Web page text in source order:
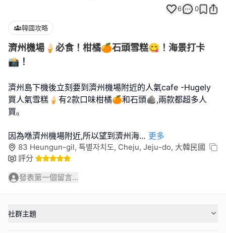
6 0
韓國攻略
濟州機場🍦必食！柑橘🍊石頭雪糕😋！海景打卡
📸！
濟州島下機後立刻要到濟州機場附近的人氣cafe -Hugely
買人氣雪糕🍦有2款口味柑橘🍊和石頭🪨,兩款都超多人
買｡
因為喺濟州機場附近,所以望到濟州海... 更多
83 Heungun-gil, 특별자치도, Cheju, Jeju-do, 大韓民國
評分
發表第一個留言...
社群主題